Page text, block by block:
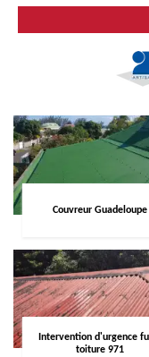
Couvreur Guadeloupe
Intervention d'urgence
toiture 971